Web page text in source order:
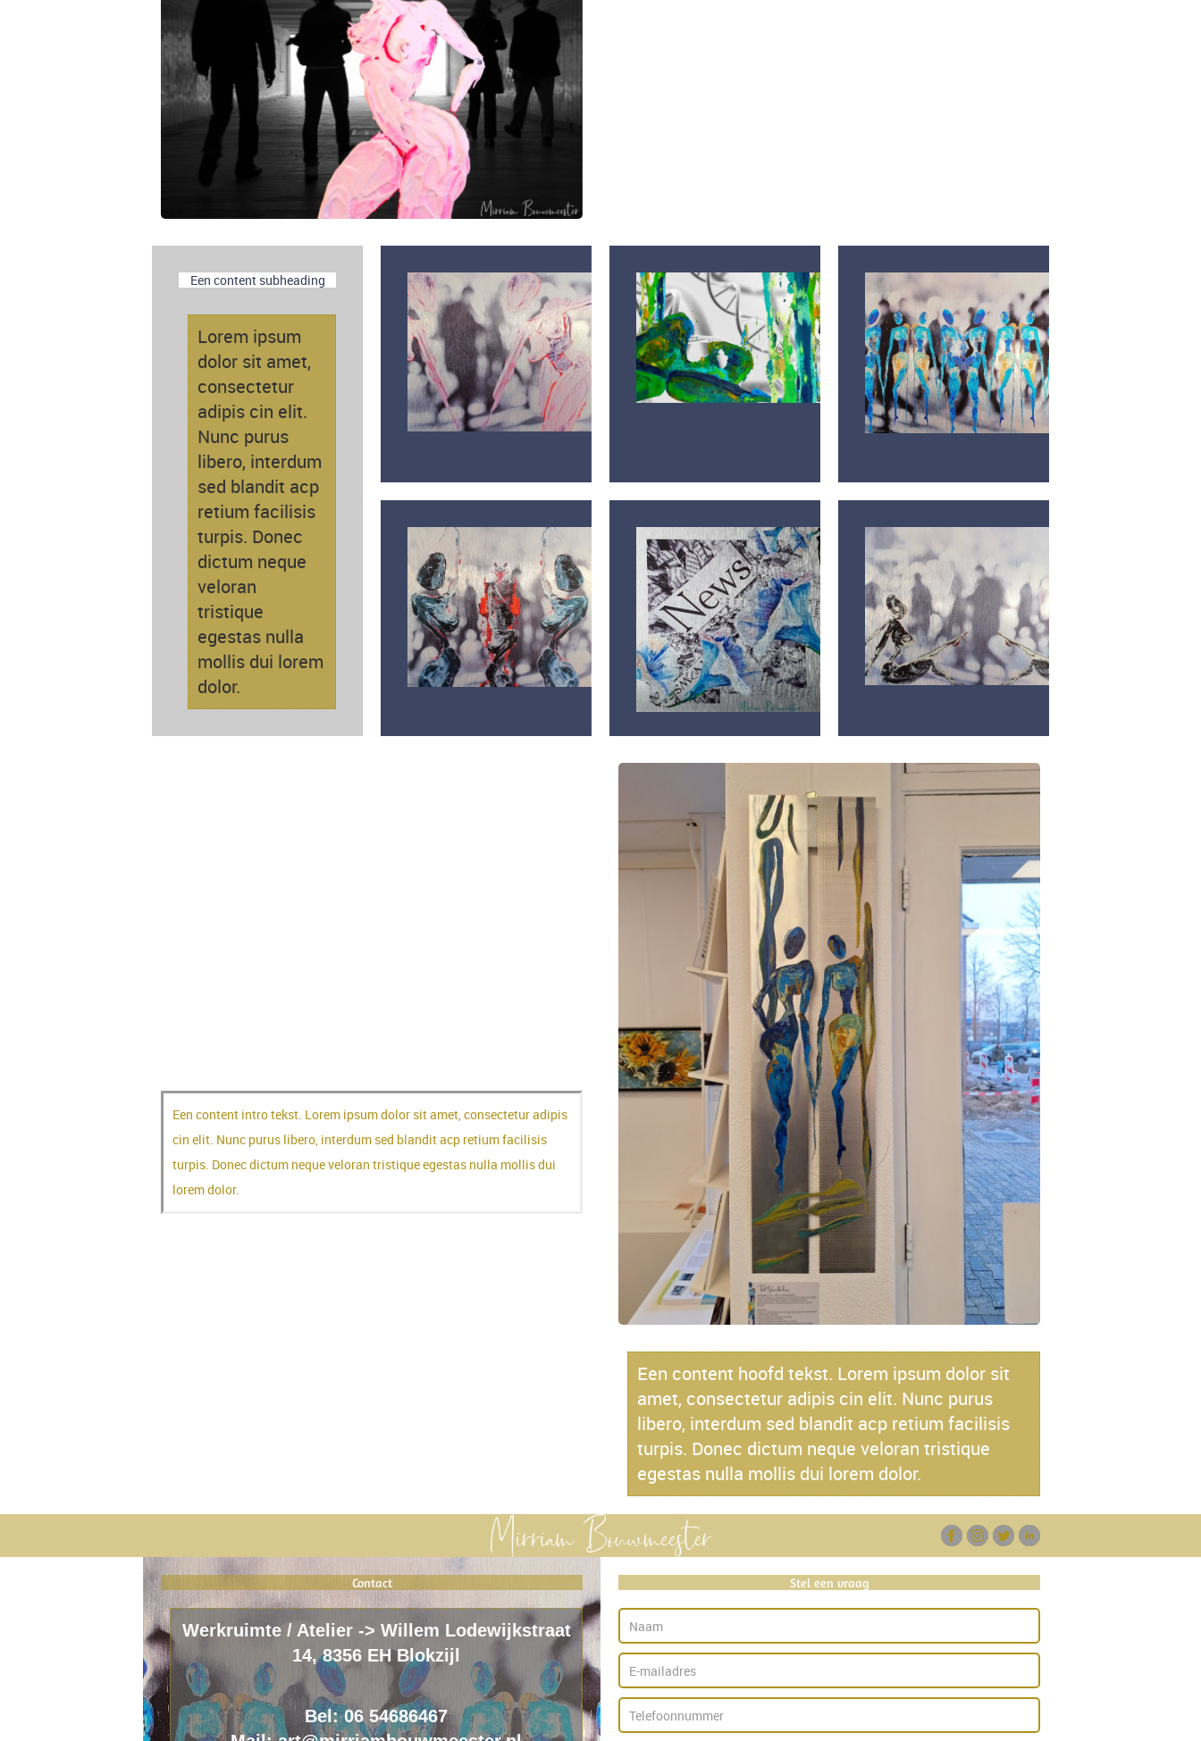
Een content subheading
Lorem ipsum
dolor sit amet,
consectetur
adipis cin elit.
Nunc purus
libero, interdum
sed blandit acp
retium facilisis
turpis. Donec
dictum neque
veloran
tristique
egestas nulla
mollis dui lorem
dolor.
Een content hoofd tekst. Lorem ipsum dolor sit
amet, consectetur adipis cin elit. Nunc purus
libero, interdum sed blandit acp retium facilisis
turpis. Donec dictum neque veloran tristique
egestas nulla mollis dui lorem dolor.
Een content intro tekst. Lorem ipsum dolor sit amet, consectetur adipis
cin elit. Nunc purus libero, interdum sed blandit acp retium facilisis
turpis. Donec dictum neque veloran tristique egestas nulla mollis dui
lorem dolor.
Contact
Werkruimte / Atelier -> Willem Lodewijkstraat
14, 8356 EH Blokzijl
Bel: 06 54686467
Stel een vraag